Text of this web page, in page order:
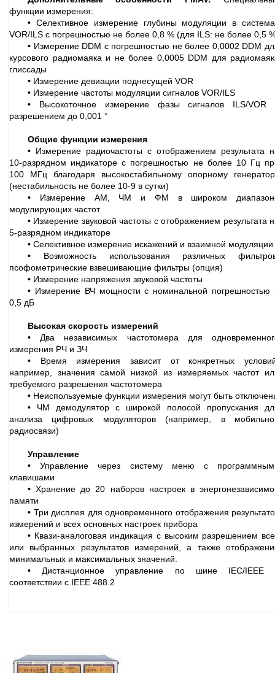
функции измерения:
• Селективное измерение глубины модуляции в
VOR/ILS с погрешностью не более 0,8 % (для ILS: не более 0,5
• Измерение DDM с погрешностью не более 0,0002 DDM
курсового радиомаяка и не более 0,0005 DDM для
глиссады
• Измерение девиации поднесущей VOR
• Измерение частоты модуляции сигналов VOR/ILS
• Высокоточное измерение фазы сигналов ILS/VOR
разрешением до 0,001 °
Общие функции измерения
• Измерение радиочастоты с отображением результата
10-разрядном индикаторе с погрешностью не более 10 Гц
100 МГц благодаря высокостабильному опорному
(нестабильность не более 10-9 в сутки)
• Измерение АМ, ЧМ и ФМ в широком
модулирующих частот
• Измерение звуковой частоты с отображением результата
5-разрядном индикаторе
• Селективное измерение искажений и взаимной модуляции
• Возможность использования различных
псофометрические взвешивающие фильтры (опция)
• Измерение напряжения звуковой частоты
• Измерение ВЧ мощности с номинальной погрешностью
0,5 дБ
Высокая скорость измерений
•Два независимых частотомера для
измерения РЧ и ЗЧ
• Время измерения зависит от конкретных
например, значения самой низкой из измеряемых частот
требуемого разрешения частотомера
• Неиспользуемые функции измерения могут быть
• ЧМ демодулятор с широкой полосой пропускания
анализа цифровых модуляторов (например, в
радиосвязи)
Управление
•Управление через систему меню с
клавишами
•Хранение до 20 наборов настроек в
памяти
• Три дисплея для одновременного отображения
измерений и всех основных настроек прибора
• Квази-аналоговая индикация с высоким разрешением
или выбранных результатов измерений, а также
минимальных и максимальных значений.
•Дистанционное управление по шине IEC/IEEE
соответствии с IEEE 488.2